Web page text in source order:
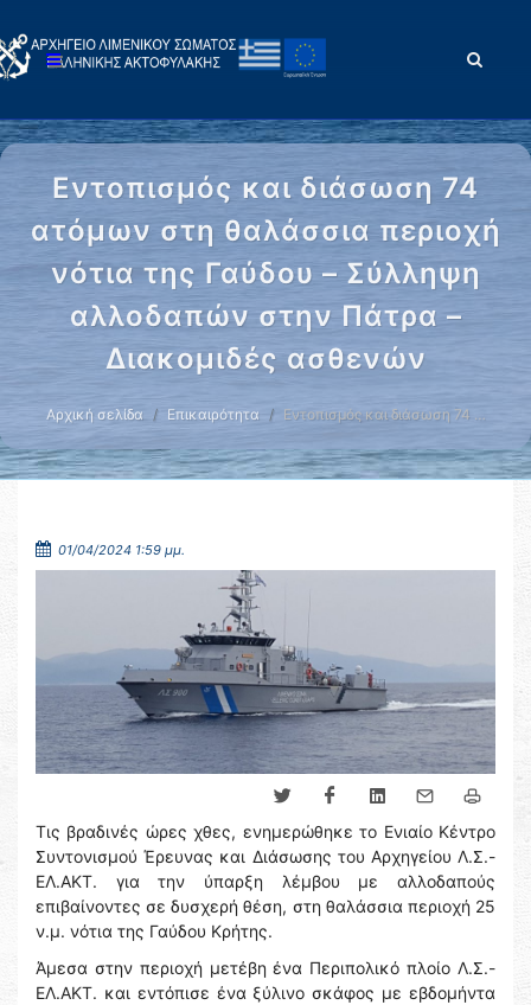
Εντοπισμός και διάσωση 74
ατόμων στη θαλάσσια περιοχή
νότια της Γαύδου – Σύλληψη
αλλοδαπών στην Πάτρα –
Διακομιδές ασθενών
Αρχική σελίδα Επικαιρότητα Εντοπισμός και διάσωση 74 …
01/04/2024 1:59 μμ.
Τις βραδινές ώρες χθες, ενημερώθηκε το Ενιαίο Κέντρο
Συντονισμού Έρευνας και Διάσωσης του Αρχηγείου Λ.Σ.-
ΕΛ.ΑΚΤ. για την ύπαρξη λέμβου με αλλοδαπούς
επιβαίνοντες σε δυσχερή θέση, στη θαλάσσια περιοχή 25
ν.μ. νότια της Γαύδου Κρήτης.
Άμεσα στην περιοχή μετέβη ένα Περιπολικό πλοίο Λ.Σ.-
ΕΛ.ΑΚΤ. και εντόπισε ένα ξύλινο σκάφος με εβδομήντα